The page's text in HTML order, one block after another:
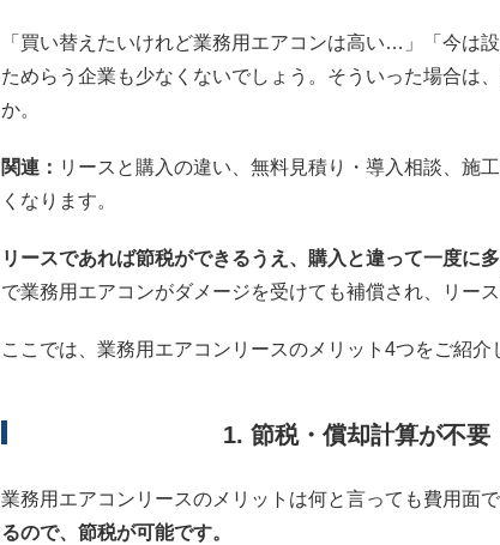
「買い替えたいけれど業務用エアコンは高い…」「今は
ためらう企業も少なくないでしょう。そういった場合は
か。
関連： リースと購入の違い 無料見積り・導入相談 施
くなります。
リースであれば節税ができるうえ、購入と違って一度に
で業務用エアコンがダメージを受けても補償され、リー
ここでは、業務用エアコンリースのメリット4つをご紹介
1. 節税・償却計算が不
業務用エアコンリースのメリットは何と言っても費用面で
るので、節税が可能です。